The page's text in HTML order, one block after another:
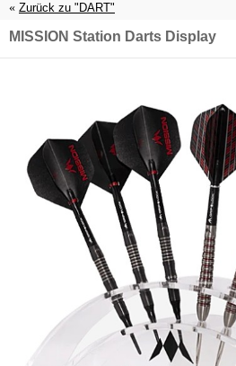
Zurück zu "DART"
MISSION Station Darts Display